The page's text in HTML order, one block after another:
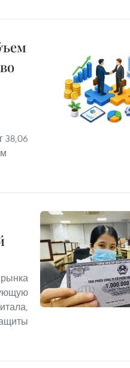
38,06